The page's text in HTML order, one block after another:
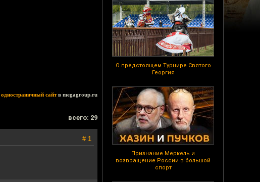
О предстоящем Турнире Святого
Георгия
Признание Меркель и
возвращение России в большой
спорт
одностраничный сайтв megagroup.ru
всего: 29
# 1